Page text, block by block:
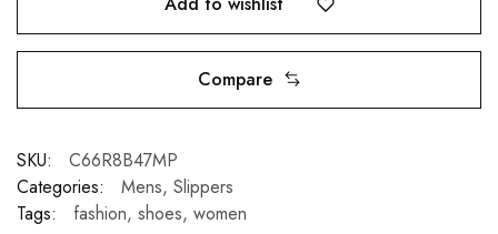
Compare
SKU:
C66R8B47MP
Categories:
Mens, Slippers
Tags:
fashion, shoes, women